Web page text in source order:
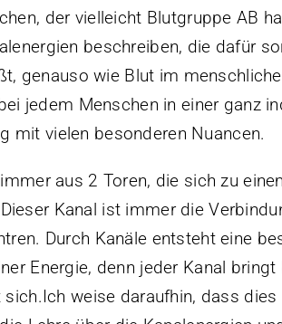
der vielleicht Blutgruppe AB
beschreiben, die dafür
genauso wie Blut im
jedem Menschen in einer ganz
mit vielen besonderen Nuancen.
aus 2 Toren, die sich zu
Kanal ist immer die
Durch Kanäle entsteht eine
Energie, denn jeder Kanal
weise daraufhin, dass dies